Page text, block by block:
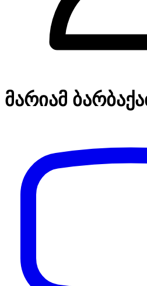
მარიამ